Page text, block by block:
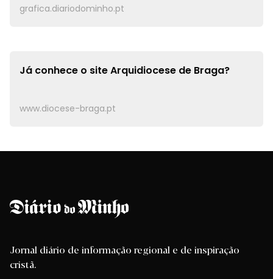
grafica.diariodominho.pt
Já conhece o siteArquidiocese de Braga?
www.diocese-braga.pt
Jornal diário de informação regional e de inspiração
cristã.